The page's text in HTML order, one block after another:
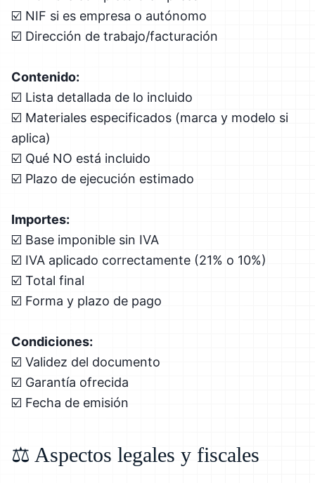
☑️ NIF si es empresa o autónomo
☑️ Dirección de trabajo/facturación
Contenido:
☑️ Lista detallada de lo incluido
☑️ Materiales especificados (marca y modelo si
aplica)
☑️ Qué NO está incluido
☑️ Plazo de ejecución estimado
Importes:
☑️ Base imponible sin IVA
☑️ IVA aplicado correctamente (21% o 10%)
☑️ Total final
☑️ Forma y plazo de pago
Condiciones:
☑️ Validez del documento
☑️ Garantía ofrecida
☑️ Fecha de emisión
⚖️ Aspectos legales y fiscales